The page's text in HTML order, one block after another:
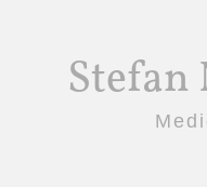
Stefan